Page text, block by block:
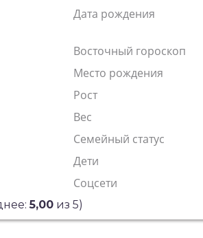
Дата рождения
Восточный гороскоп
Место рождения
Рост
Вес
Семейный статус
Дети
Соцсети
5,00 из 5)